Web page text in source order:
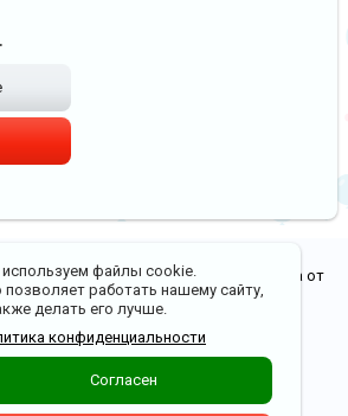
шары в Рязани. Бесплатная доставка от
5000 р.»
конфиденциальности
00-20
по Рязани от 0 р.
файлы cookie.
позволяет работать нашему сайту,
делать его лучше.
конфиденциальности
Согласен